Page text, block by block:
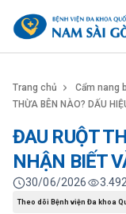
Trang chủ Cẩm nang
THỪA BÊN NÀO? DẤU
ĐAU RUỘT
NHẬN BIẾT
30/06/2026 3.492
Theo dõi Bệnh viện Đa khoa